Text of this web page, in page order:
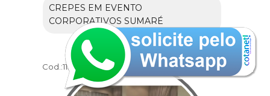
CREPES EM EVENTO
CORPORATIVOS SUMARÉ
Cod.:11593